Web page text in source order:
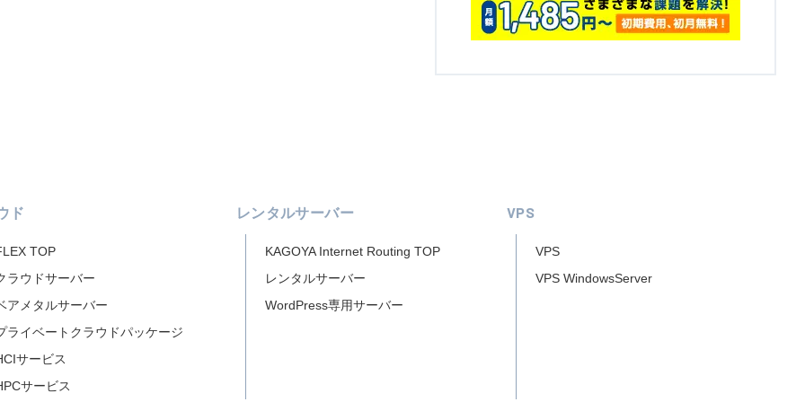
ド
TOP
ラウドサーバー
アメタルサーバー
ライベートクラウドパッケージ
サービス
サービス
レンタルサーバー
KAGOYA Internet Routing TOP
レンタルサーバー
WordPress専用サーバー
VPS
VPS
VPS WindowsServer